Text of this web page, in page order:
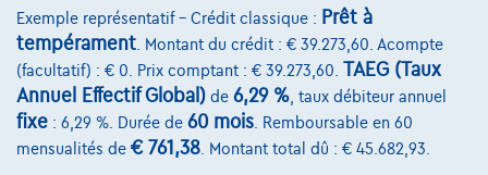
€29.950 1 ✓TVA déductible
€574,71 /moiset une dernière mensualité de
€8.062,21
Découvrez l’exemple chiffré complet
Exemple représentatif – Crédit classique : Prêt à
tempérament . Montant du crédit : € 39.273,60. Acompte
(facultatif) : € 0. Prix comptant : € 39.273,60. TAEG (Taux
Annuel Effectif Global) de 6,29 % , taux débiteur annuel
fixe : 6,29 %. Durée de 60 mois . Remboursable en 60
mensualités de € 761,38 . Montant total dû : € 45.682,93.